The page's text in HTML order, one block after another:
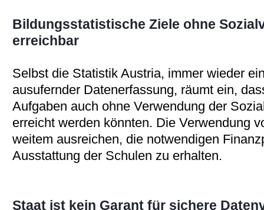
Bildungsstatistische Ziele ohne
erreichbar
Selbst die Statistik Austria, immer wieder
ausufernder Datenerfassung, räumt ein,
Aufgaben auch ohne Verwendung der
erreicht werden könnten. Die Verwendung
weitem ausreichen, die notwendigen
Ausstattung der Schulen zu erhalten.
Staat ist kein Garant für sichere